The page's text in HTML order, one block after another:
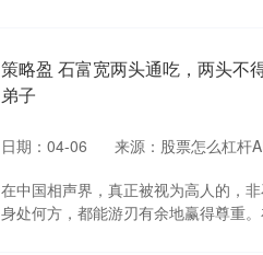
策略盈 石富宽两头通吃，两头不
弟子
日期：04-06 来源：股票怎么杠杆
在中国相声界，真正被视为高人的，
身处何方，都能游刃有余地赢得尊重